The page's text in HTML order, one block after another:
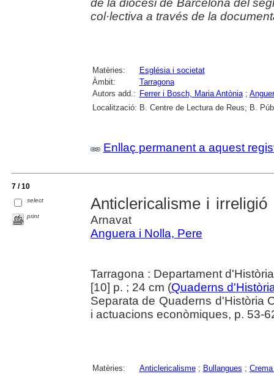
col·lectiva a través de la
Matèries:
Església i societat
Àmbit:
Tarragona
Autors add.: Ferrer i Bosch, Maria Antònia;
Localització: B. Centre de Lectura de Reus; B.
Enllaç permanent a aquest
7 / 10
select
print
Anticlericalisme i
Arnavat
Anguera i Nolla, Pere
Tarragona : Departament
[10] p. ; 24 cm (Quaderns
Separata de Quaderns d'Història
i actuacions econòmiques, p. 53-
Matèries: Anticlericalisme; Bullangues ;